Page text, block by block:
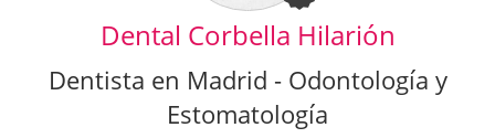
Dental Corbella Hilarión
Dentista en Madrid - Odontología y
Estomatología